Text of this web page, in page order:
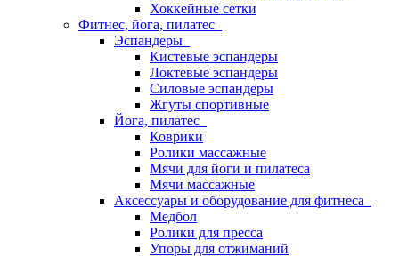
Хоккейные сетки
Фитнес, йога, пилатес
Эспандеры
Кистевые эспандеры
Локтевые эспандеры
Силовые эспандеры
Жгуты спортивные
Йога, пилатес
Коврики
Ролики массажные
Мячи для йоги и пилатеса
Мячи массажные
Аксессуары и оборудование для фитнеса
Медбол
Ролики для пресса
Упоры для отжиманий